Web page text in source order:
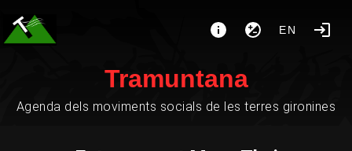
EN
Tramuntana
Agenda dels moviments socials de les terres gironines